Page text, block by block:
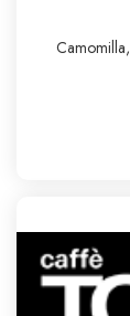
Camomilla,